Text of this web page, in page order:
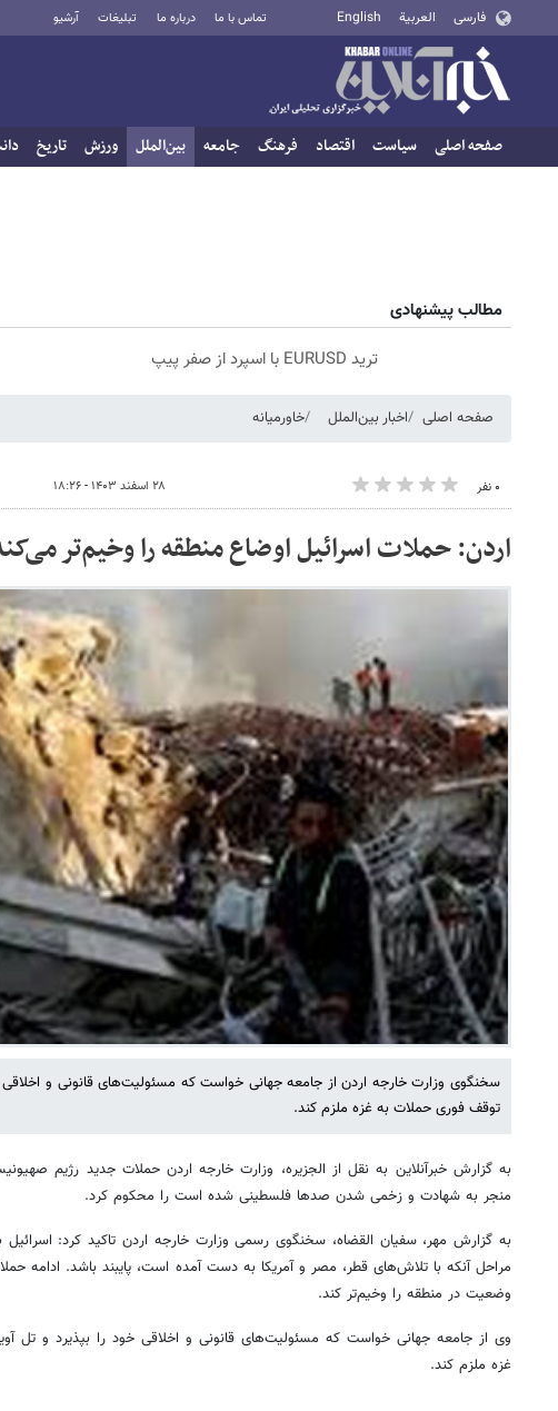
فارسی العربية English تماس با ما درباره ما تبلیغات آرشیو
صفحه اصلی سیاست اقتصاد فرهنگ جامعه بین‌الملل ورزش تاریخ
مطالب پیشنهادی
ترید EURUSD با اسپرد از صفر پیپ
صفحه اصلی اخبار بین‌الملل خاورمیانه
۰ نفر ۲۸ اسفند ۱۴۰۳ - ۱۸:۲۶
اردن: حملات اسرائیل اوضاع منطقه را وخیم‌تر
سخنگوی وزارت خارجه اردن از جامعه جهانی خواست که مسئولیت‌های قانونی و اخلاقی
توقف فوری حملات به غزه ملزم کند.
به گزارش خبرآنلاین به نقل از الجزیره، وزارت خارجه اردن حملات جدید رژیم
منجر به شهادت و زخمی شدن صدها فلسطینی شده است را محکوم کرد.
به گزارش مهر، سفیان القضاه، سخنگوی رسمی وزارت خارجه اردن تاکید کرد:
مراحل آنکه با تلاش‌های قطر، مصر و آمریکا به دست آمده است، پایبند باشد. ادامه
وضعیت در منطقه را وخیم‌تر کند.
وی از جامعه جهانی خواست که مسئولیت‌های قانونی و اخلاقی خود را بپذیرد و تل
غزه ملزم کند.